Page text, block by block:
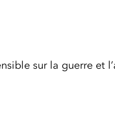
sur la guerre et